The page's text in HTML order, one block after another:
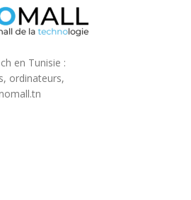
en Tunisie :
ordinateurs,